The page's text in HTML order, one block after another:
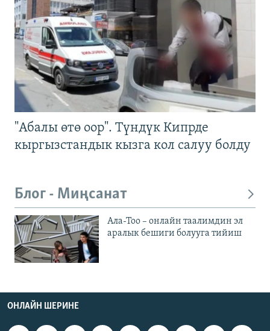
"Абалы өтө оор". Түндүк Кипрде
кыргызстандык кызга кол салуу болду
Блог - Миңсанат
Ала-Тоо – онлайн таалимдин эл
аралык бешиги болууга тийиш
ОНЛАЙН ШЕРИНЕ